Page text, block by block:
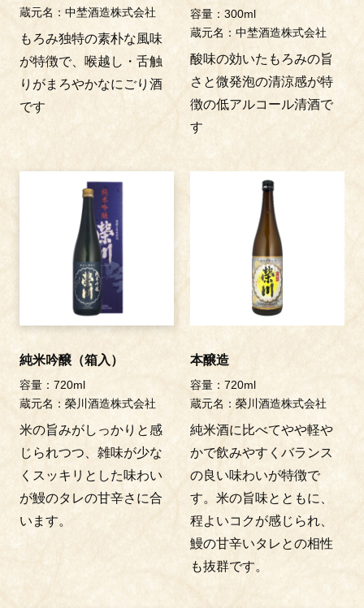
蔵元名：中埜酒造株式会社
もろみ独特の素朴な風味
が特徴で、喉越し・舌触
りがまろやかなにごり酒
です
容量：300ml
蔵元名：中埜酒造株式会社
酸味の効いたもろみの旨
さと微発泡の清涼感が特
徴の低アルコール清酒で
す
純米吟醸（箱入）
容量：720ml
蔵元名：榮川酒造株式会社
米の旨みがしっかりと感
じられつつ、雑味が少な
くスッキリとした味わい
が鰻のタレの甘辛さに合
います。
本醸造
容量：720ml
蔵元名：榮川酒造株式会社
純米酒に比べてやや軽や
かで飲みやすくバランス
の良い味わいが特徴で
す。米の旨味とともに、
程よいコクが感じられ、
鰻の甘辛いタレとの相性
も抜群です。